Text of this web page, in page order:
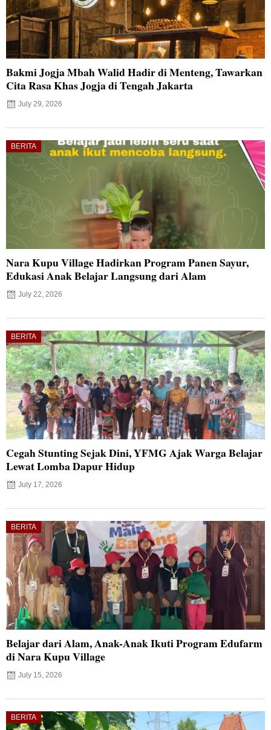
Bakmi Jogja Mbah Walid Hadir di Menteng, Tawarkan
Cita Rasa Khas Jogja di Tengah Jakarta
July 29, 2026
BERITA
Nara Kupu Village Hadirkan Program Panen Sayur,
Edukasi Anak Belajar Langsung dari Alam
July 22, 2026
BERITA
Cegah Stunting Sejak Dini, YFMG Ajak Warga Belajar
Lewat Lomba Dapur Hidup
July 17, 2026
BERITA
Belajar dari Alam, Anak-Anak Ikuti Program Edufarm
di Nara Kupu Village
July 15, 2026
BERITA